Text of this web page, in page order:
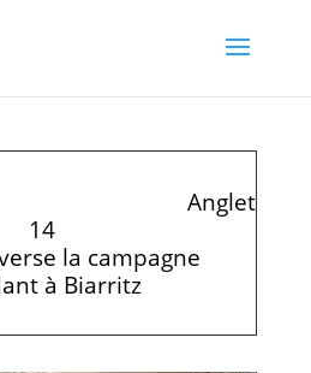
Anglet
14
la campagne
à Biarritz